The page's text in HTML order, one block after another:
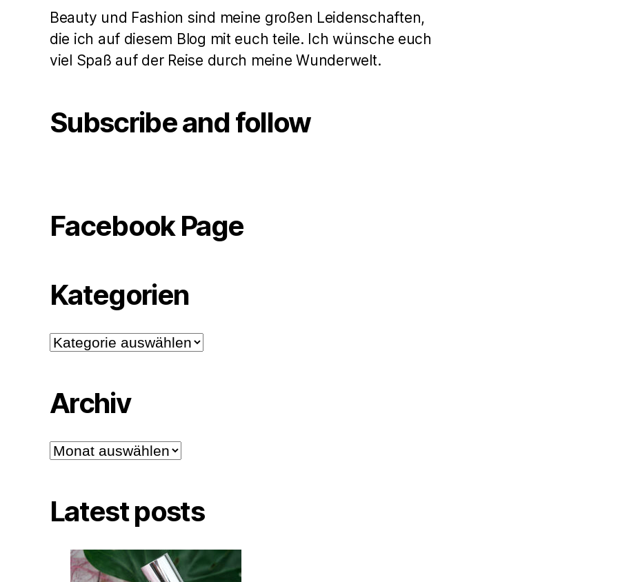
Beauty und Fashion sind meine großen Leidenschaften,
die ich auf diesem Blog mit euch teile. Ich wünsche euch
viel Spaß auf der Reise durch meine Wunderwelt.
Subscribe and follow
Facebook Page
Kategorien
Kategorien
Archiv
Archiv
Latest posts